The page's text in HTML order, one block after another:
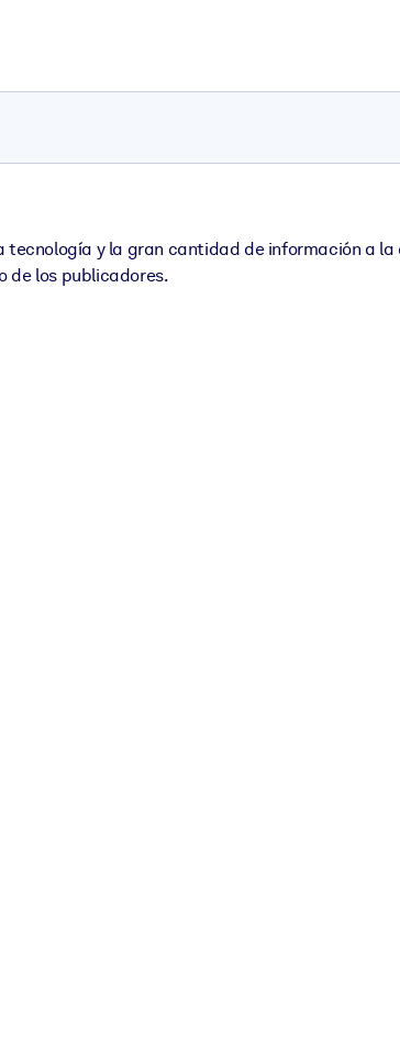
y la gran cantidad de información a
de los publicadores.